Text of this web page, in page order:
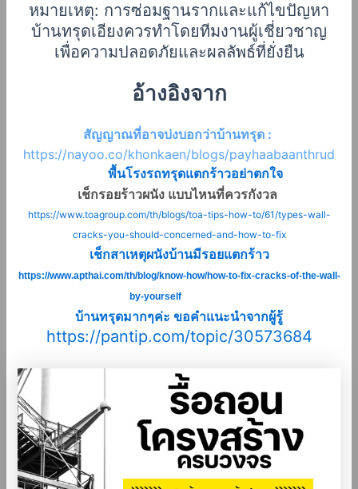
หมายเหตุ: การซ่อมฐานรากและแก้ไขปัญหา
บ้านทรุดเอียงควรทำโดยทีมงานผู้เชี่ยวชาญ
เพื่อความปลอดภัยและผลลัพธ์ที่ยั่งยืน
อ้างอิงจาก
สัญญาณที่อาจบ่งบอกว่าบ้านทรุด :
https://nayoo.co/khonkaen/blogs/payhaabaanthrud
พื้นโรงรถทรุดแตกร้าวอย่าตกใจ
เช็กรอยร้าวผนัง แบบไหนที่ควรกังวล
https://www.toagroup.com/th/blogs/toa-tips-how-to/61/types-wall-
cracks-you-should-concerned-and-how-to-fix
เช็กสาเหตุผนังบ้านมีรอยแตกร้าว
https://www.apthai.com/th/blog/know-how/how-to-fix-cracks-of-the-wall-
by-yourself
บ้านทรุดมากๆค่ะ ขอคำแนะนำจากผู้รู้
https://pantip.com/topic/30573684